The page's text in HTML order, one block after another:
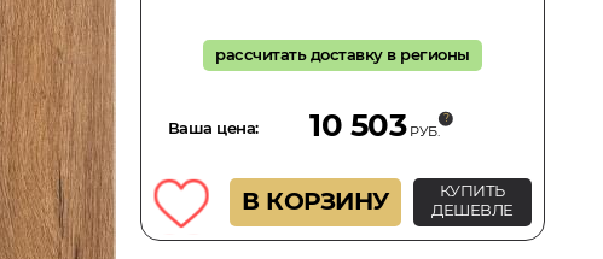
рассчитать доставку в регионы
Ваша цена: 10 503 РУБ.
В КОРЗИНУ
КУПИТЬ
ДЕШЕВЛЕ